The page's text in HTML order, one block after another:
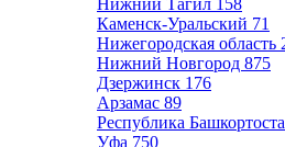
Нижний Тагил 158
Каменск-Уральский 71
Нижегородская область
Нижний Новгород 875
Дзержинск 176
Арзамас 89
Республика
Уфа 750